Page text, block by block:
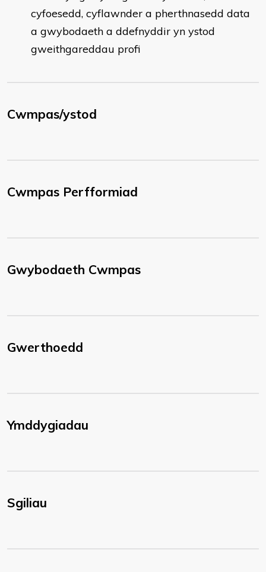
cyfoesedd, cyflawnder a pherthnasedd data
a gwybodaeth a ddefnyddir yn ystod
gweithgareddau profi
Cwmpas/ystod
Cwmpas Perfformiad
Gwybodaeth Cwmpas
Gwerthoedd
Ymddygiadau
Sgiliau